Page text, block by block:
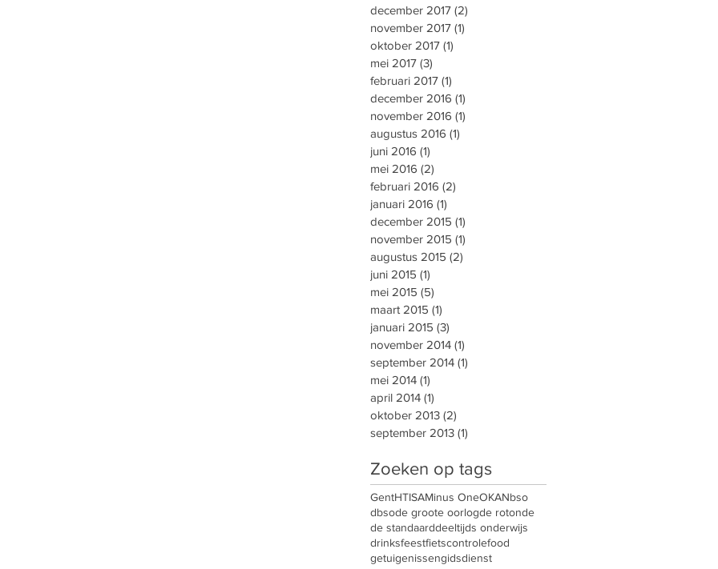
december 2017 (2)
november 2017 (1)
oktober 2017 (1)
mei 2017 (3)
februari 2017 (1)
december 2016 (1)
november 2016 (1)
augustus 2016 (1)
juni 2016 (1)
mei 2016 (2)
februari 2016 (2)
januari 2016 (1)
december 2015 (1)
november 2015 (1)
augustus 2015 (2)
juni 2015 (1)
mei 2015 (5)
maart 2015 (1)
januari 2015 (3)
november 2014 (1)
september 2014 (1)
mei 2014 (1)
april 2014 (1)
oktober 2013 (2)
september 2013 (1)
Zoeken op tags
GentHTISAMinus OneOKANbso
dbsode groote oorlogde rotonde
de standaarddeeltijds onderwijs
drinksfeestfietscontrolefood
getuigenissengidsdienst